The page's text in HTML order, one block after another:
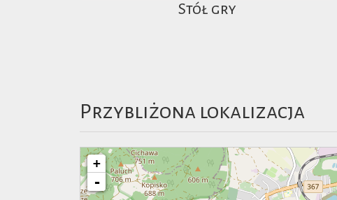
Stół gry
Przybliżona lokalizacja
+
-